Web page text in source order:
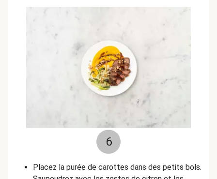
6
Placez la purée de carottes dans des petits bols.